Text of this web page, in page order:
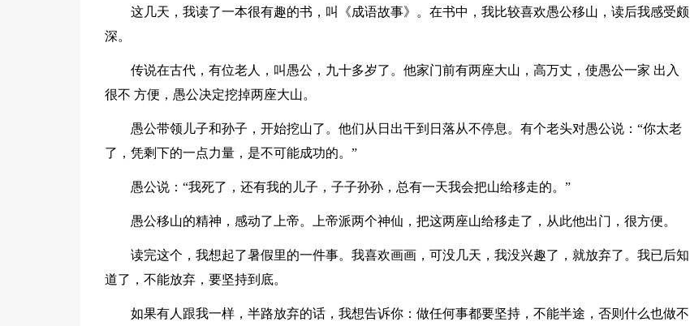
这几天，我读了一本很有趣的书，叫《成语故事》。在书中，我比较喜欢愚公移山，读后我感受颇
深。
传说在古代，有位老人，叫愚公，九十多岁了。他家门前有两座大山，高万丈，使愚公一家 出入
很不 方便，愚公决定挖掉两座大山。
愚公带领儿子和孙子，开始挖山了。他们从日出干到日落从不停息。有个老头对愚公说：“你太老
了，凭剩下的一点力量，是不可能成功的。”
愚公说：“我死了，还有我的儿子，子子孙孙，总有一天我会把山给移走的。”
愚公移山的精神，感动了上帝。上帝派两个神仙，把这两座山给移走了，从此他出门，很方便。
读完这个，我想起了暑假里的一件事。我喜欢画画，可没几天，我没兴趣了，就放弃了。我已后知
道了，不能放弃，要坚持到底。
如果有人跟我一样，半路放弃的话，我想告诉你：做任何事都要坚持，不能半途，否则什么也做不